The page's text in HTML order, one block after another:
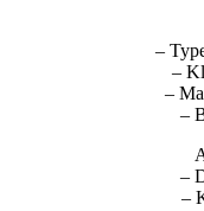
–
–
–
–
–
–